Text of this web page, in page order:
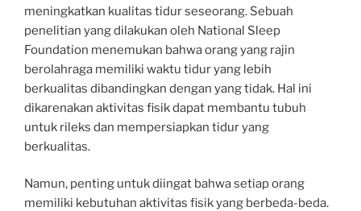
meningkatkan kualitas tidur seseorang. Sebuah
penelitian yang dilakukan oleh National Sleep
Foundation menemukan bahwa orang yang rajin
berolahraga memiliki waktu tidur yang lebih
berkualitas dibandingkan dengan yang tidak. Hal ini
dikarenakan aktivitas fisik dapat membantu tubuh
untuk rileks dan mempersiapkan tidur yang
berkualitas.
Namun, penting untuk diingat bahwa setiap orang
memiliki kebutuhan aktivitas fisik yang berbeda-beda.